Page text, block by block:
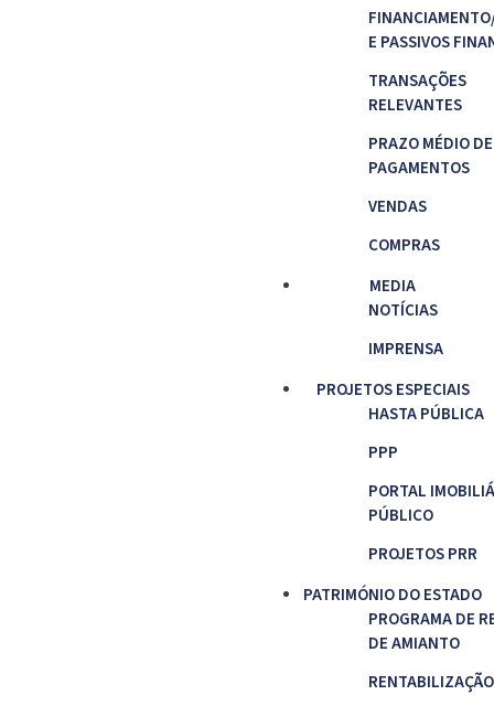
E PASSIVOS
TRANSAÇÕES
RELEVANTES
PRAZO MÉDIO DE
PAGAMENTOS
VENDAS
COMPRAS
MEDIA
NOTÍCIAS
IMPRENSA
PROJETOS ESPECIAIS
HASTA PÚBLICA
PPP
PORTAL
PÚBLICO
PROJETOS PRR
PATRIMÓNIO DO ESTADO
PROGRAMA DE
DE AMIANTO
RENTABILIZAÇÃO